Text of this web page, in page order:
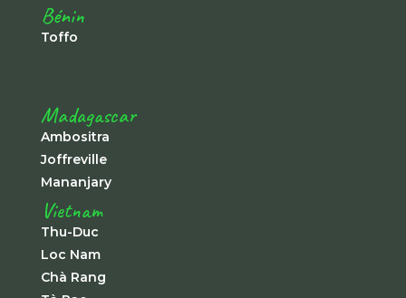
Bénin
Toffo
Madagascar
Ambositra
Joffreville
Mananjary
Vietnam
Thu-Duc
Loc Nam
Chà Rang